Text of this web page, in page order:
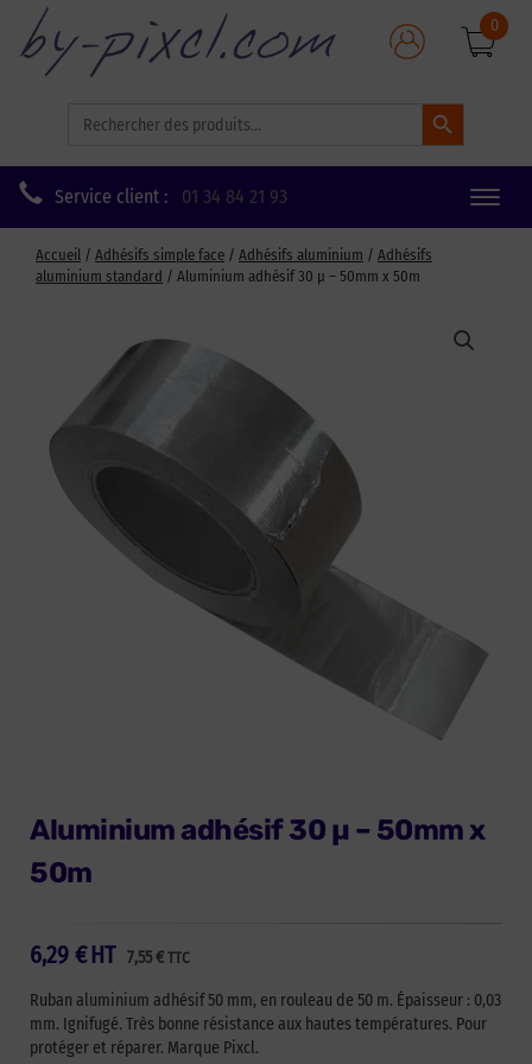
for:
Search Button
0
Service client : 01 34 84 21 93
Toggle
Accueil / Adhésifs simple face / Adhésifs aluminium / Adhésifs
aluminium standard / Aluminium adhésif 30 µ – 50mm x 50m
Aluminium adhésif 30 µ – 50mm x
50m
6,29 € 7,55€ TTC
HT
Ruban aluminium adhésif 50 mm, en rouleau de 50 m. Épaisseur : 0,03
mm. Ignifugé. Très bonne résistance aux hautes températures. Pour
protéger et réparer. Marque Pixcl.